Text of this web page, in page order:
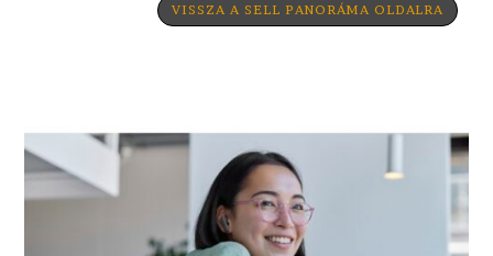
VISSZA A SELL PANORÁMA OLDALRA